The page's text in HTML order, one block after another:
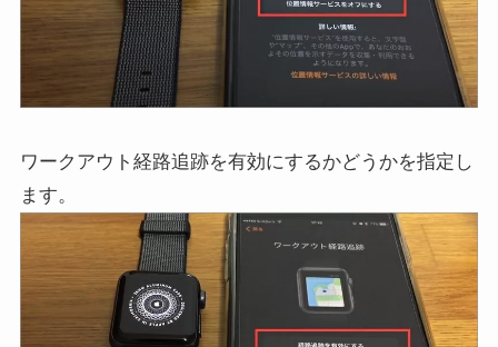
ワークアウト経路追跡を有効にするかどうかを指定し
ます。